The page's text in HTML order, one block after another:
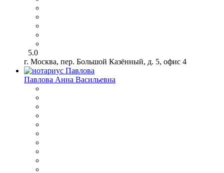
5.0
г. Москва, пер. Большой Казённый, д. 5, офис 4
Павлова Анна Васильевна